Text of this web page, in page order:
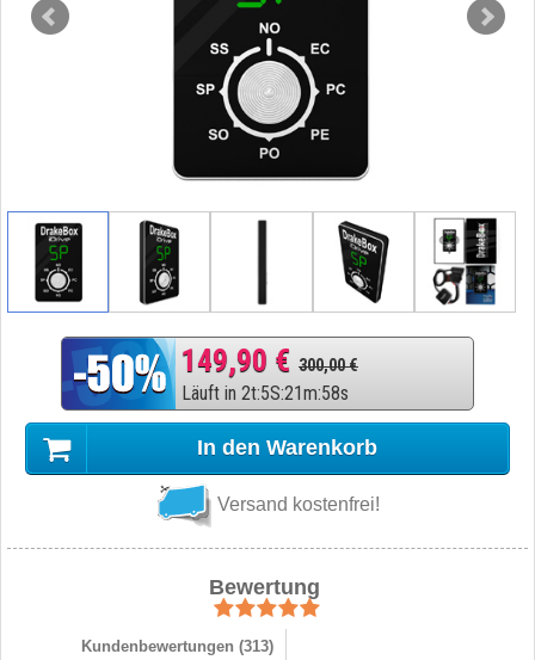
149,90 € 300,00 €
Läuft in 2t:5S:21m:57s
In den Warenkorb
Versand kostenfrei!
Bewertung
Kundenbewertungen (313)